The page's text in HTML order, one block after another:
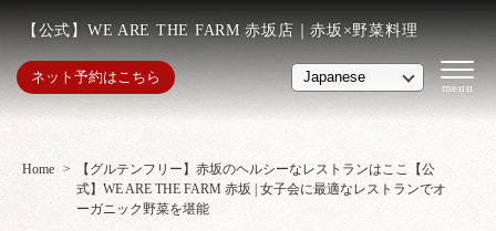
【公式】WE ARE THE FARM 赤坂店｜赤坂×野菜料理
ネット予約はこちら
Home
【グルテンフリー】赤坂のヘルシーなレストランはここ【公
式】WE ARE THE FARM 赤坂 | 女子会に最適なレストランでオ
ーガニック野菜を堪能